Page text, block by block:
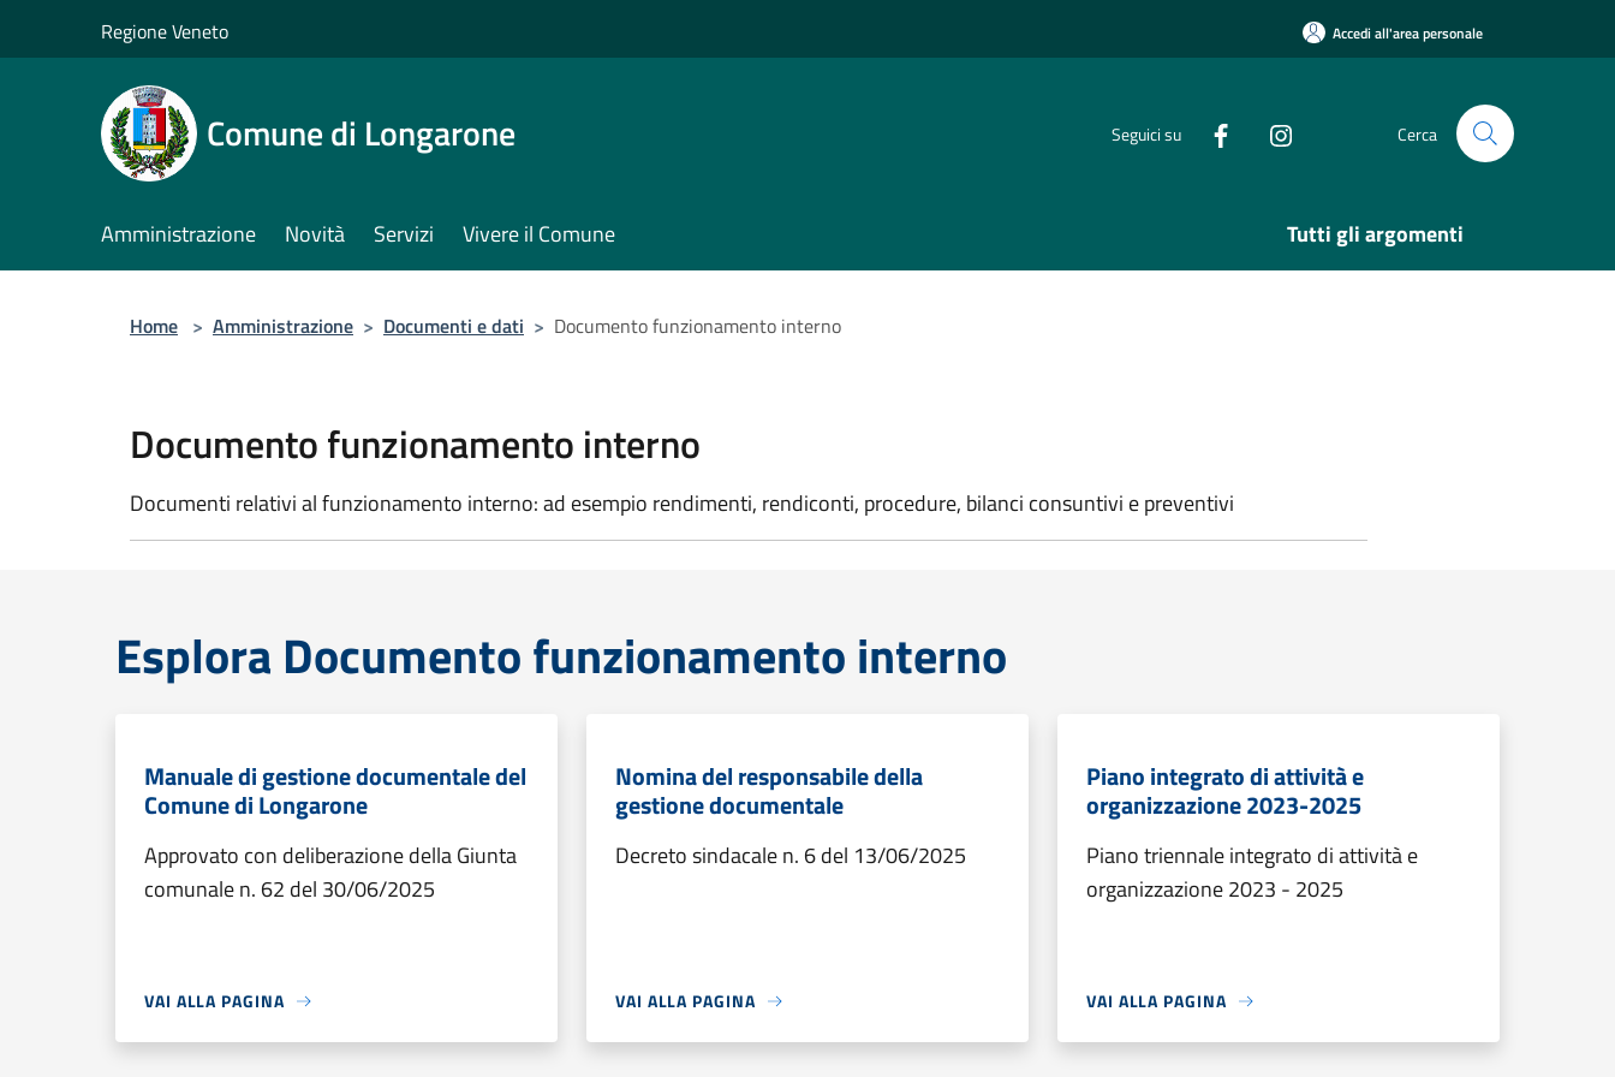
Regione Veneto Accedi all'area personale
Comune di Longarone Seguici su Cerca
Amministrazione Novità Servizi Vivere il Comune Tutti gli argomenti
Home > Amministrazione > Documenti e dati > Documento funzionamento interno
Documento funzionamento interno
Documenti relativi al funzionamento interno: ad esempio rendimenti, rendiconti, procedure, bilanci consuntivi e preventivi
Esplora Documento funzionamento interno
Manuale di gestione documentale del
Comune di Longarone
Approvato con deliberazione della Giunta
comunale n. 62 del 30/06/2025
VAI ALLA PAGINA
Nomina del responsabile della
gestione documentale
Decreto sindacale n. 6 del 13/06/2025
VAI ALLA PAGINA
Piano integrato di attività e
organizzazione 2023-2025
Piano triennale integrato di attività e
organizzazione 2023 - 2025
VAI ALLA PAGINA